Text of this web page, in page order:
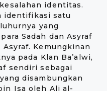
identitas.
identifikasi satu
yang
Sadah dan Asyraf
Kemungkinan
pada Klan Ba’alwi,
sendiri sebagai
disambungkan
Isa oleh Ali al-